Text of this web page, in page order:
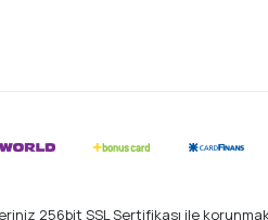
256bit SSL Sertifikası ile